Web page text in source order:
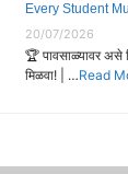
Every Student
20/07/2026
🏆 पावसाळ्यावर असे
मिळवा! | …Read